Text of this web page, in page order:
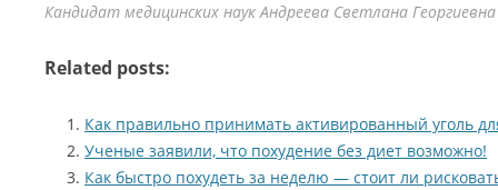
Кандидат медицинских наук Андреева Светлана
Related posts:
Как правильно принимать активированный уголь
Ученые заявили, что похудение без диет возможно!
Как быстро похудеть за неделю — стоит ли